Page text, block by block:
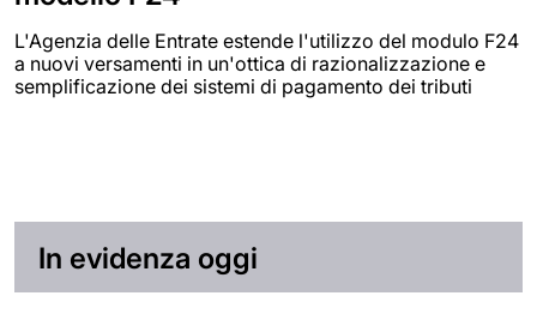
L'Agenzia delle Entrate estende l'utilizzo del modulo F24
a nuovi versamenti in un'ottica di razionalizzazione e
semplificazione dei sistemi di pagamento dei tributi
In evidenza oggi